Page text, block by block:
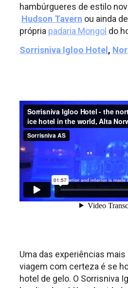
hambúrgueres de estilo
Hudson Tavern ou ainda
própria padaria Mongol do
Sorrisniva Igloo Hotel ,
Uma das experiências
viagem com certeza é se
hotel de gelo. O Sorrisniva